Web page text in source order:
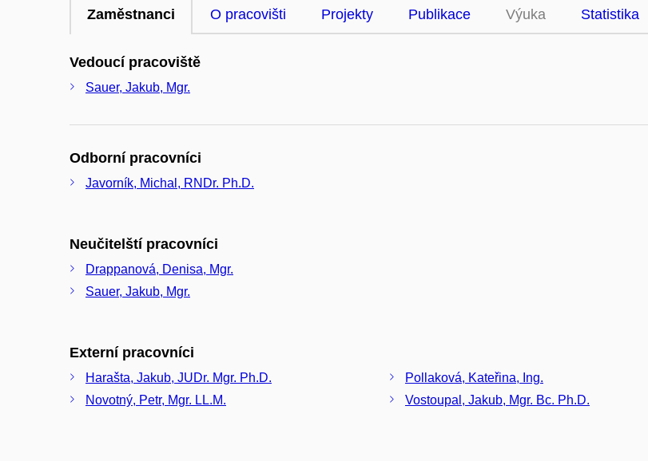
Zaměstnanci O pracovišti Projekty Publikace Výuka Statistika
Vedoucí pracoviště
Sauer, Jakub, Mgr.
Odborní pracovníci
Javorník, Michal, RNDr. Ph.D.
Neučitelští pracovníci
Drappanová, Denisa, Mgr.
Sauer, Jakub, Mgr.
Externí pracovníci
Harašta, Jakub, JUDr. Mgr. Ph.D.
Novotný, Petr, Mgr. LL.M.
Pollaková, Kateřina, Ing.
Vostoupal, Jakub, Mgr. Bc. Ph.D.